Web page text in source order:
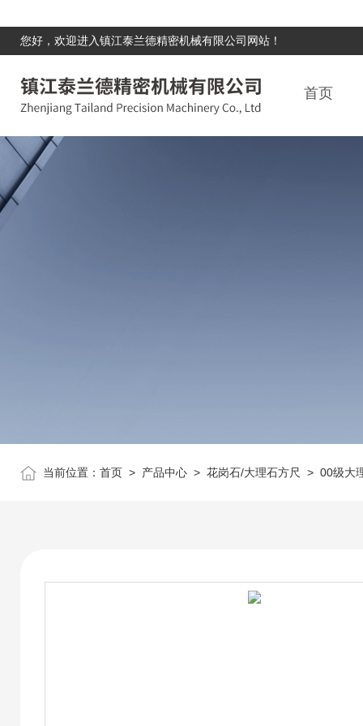
您好，欢迎进入镇江泰兰德精密机械有限公司网站！
首页
当前位置： 首页 > 产品中心 > 花岗石/大理石方尺 > 00级大